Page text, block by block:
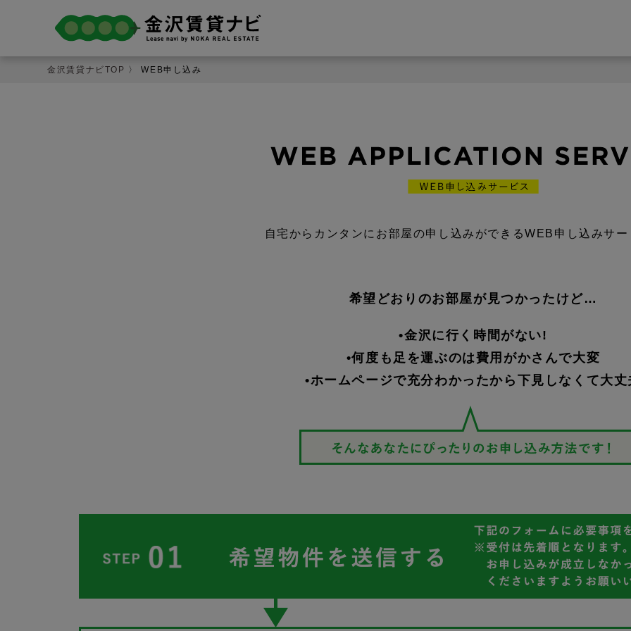
金沢賃貸ナビTOP 〉 WEB申し込み
自宅からカンタンにお部屋の申し込みができるWEB申し込みサ
希望どおりのお部屋が見つかったけど…
•金沢に行く時間がない!
•何度も足を運ぶのは費用がかさんで大変
•ホームページで充分わかったから下見しなくて大丈